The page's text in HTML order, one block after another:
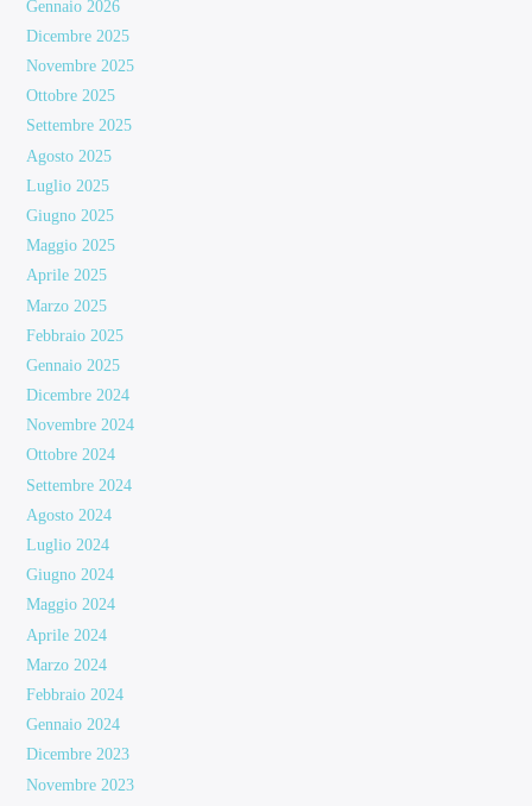
Gennaio 2026
Dicembre 2025
Novembre 2025
Ottobre 2025
Settembre 2025
Agosto 2025
Luglio 2025
Giugno 2025
Maggio 2025
Aprile 2025
Marzo 2025
Febbraio 2025
Gennaio 2025
Dicembre 2024
Novembre 2024
Ottobre 2024
Settembre 2024
Agosto 2024
Luglio 2024
Giugno 2024
Maggio 2024
Aprile 2024
Marzo 2024
Febbraio 2024
Gennaio 2024
Dicembre 2023
Novembre 2023